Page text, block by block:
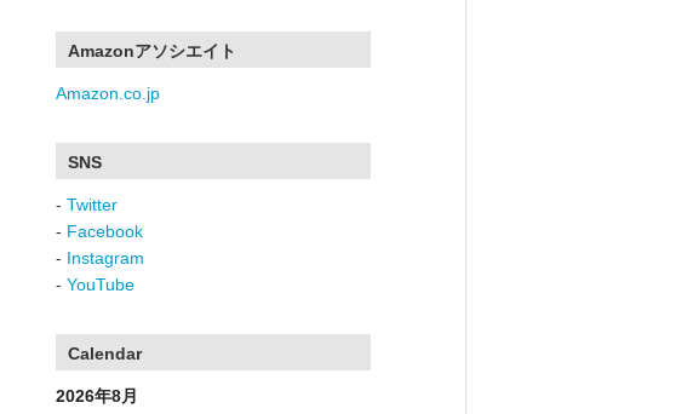
Amazonアソシエイト
Amazon.co.jp
SNS
- Twitter
- Facebook
- Instagram
- YouTube
Calendar
2026年8月